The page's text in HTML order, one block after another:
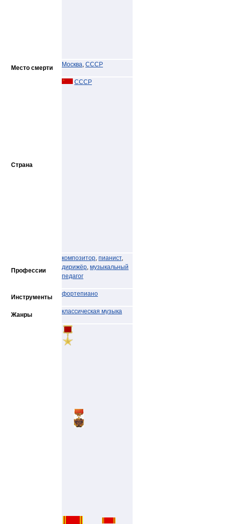
Место смерти Москва, СССР
Страна
СССР
Профессии
композитор, пианист,
дирижёр, музыкальный
педагог
Инструменты фортепиано
Жанры классическая музыка